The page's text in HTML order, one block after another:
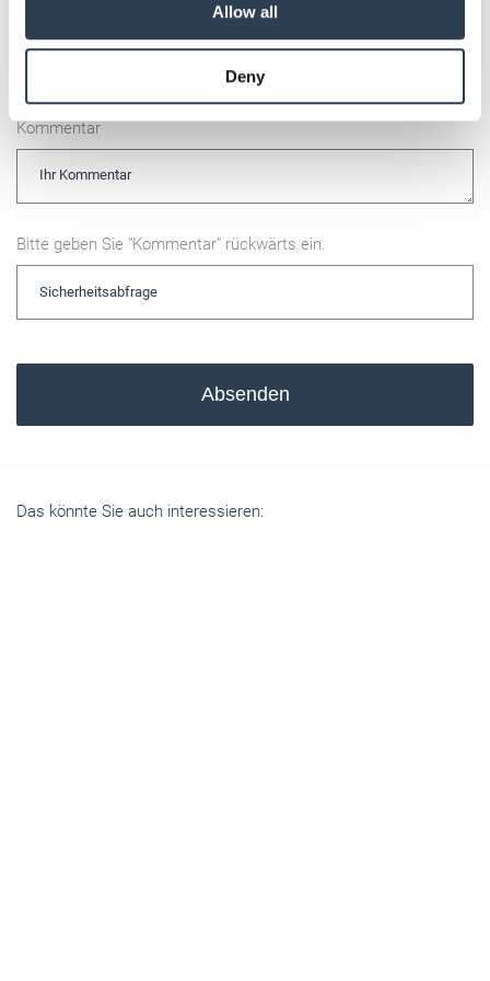
provided to them or that they’ve collected from your use
Weitere Informationen:Impressum Datenschutz
Allow all
Deny
Kommentar
Bitte geben Sie "Kommentar" rückwärts ein.
Absenden
Das könnte Sie auch interessieren: